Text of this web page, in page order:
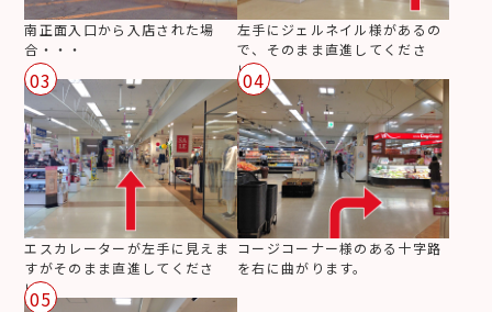
南正面入口から入店された場
合・・・
左手にジェルネイル様があるの
で、そのまま直進してくださ
い。
03
エスカレーターが左手に見えま
すがそのまま直進してくださ
い。
04
コージコーナー様のある十字路
を右に曲がります。
05